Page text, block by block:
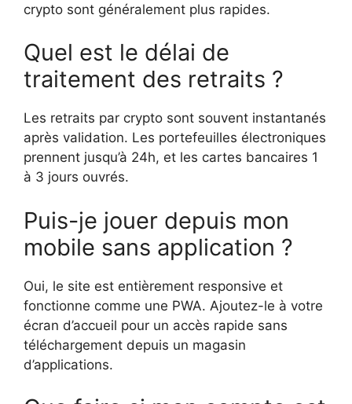
crypto sont généralement plus rapides.
Quel est le délai de
traitement des retraits ?
Les retraits par crypto sont souvent instantanés
après validation. Les portefeuilles électroniques
prennent jusqu’à 24h, et les cartes bancaires 1
à 3 jours ouvrés.
Puis-je jouer depuis mon
mobile sans application ?
Oui, le site est entièrement responsive et
fonctionne comme une PWA. Ajoutez-le à votre
écran d’accueil pour un accès rapide sans
téléchargement depuis un magasin
d’applications.